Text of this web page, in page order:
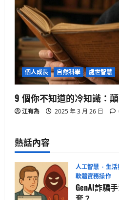
個人成長 自然科學 處世智慧
9 個你不知道的冷知識：
江有為 2025 年 3 月 26 日
熱話內容
5 2025 年 4 月
1
生活與成長
華碩智慧手
技真相
2025 年 4 月
生活與成長
人工智慧 生活
軟體實務操作
GenAI詐騙